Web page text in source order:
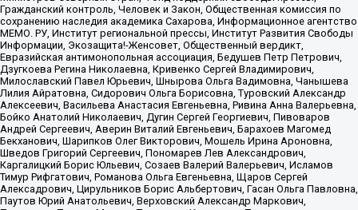
Гражданский контроль, Человек и Закон, Общественная комиссия по
сохранению наследия академика Сахарова, Информационное агентство
МЕМО. РУ, Институт региональной прессы, Институт Развития Свободы
Информации, Экозащита!-Женсовет, Общественный вердикт,
Евразийская антимонопольная ассоциация, Бедушев Петр Петрович,
Дзугкоева Регина Николаевна, Кривенко Сергей Владимирович,
Милославский Павел Юрьевич, Шнырова Ольга Вадимовна, Чанышева
Лилия Айратовна, Сидорович Ольга Борисовна, Туровский Александр
Алексеевич, Васильева Анастасия Евгеньевна, Ривина Анна Валерьевна,
Бойко Анатолий Николаевич, Дугин Сергей Георгиевич, Пивоваров
Андрей Сергеевич, Аверин Виталий Евгеньевич, Барахоев Магомед
Бекханович, Шарипков Олег Викторович, Мошель Ирина Ароновна,
Шведов Григорий Сергеевич, Пономарев Лев Александрович,
Каргалицкий Борис Юльевич, Созаев Валерий Валерьевич, Исламов
Тимур Рифгатович, Романова Ольга Евгеньевна, Щаров Сергей
Алексадрович, Цирульников Борис Альбертович, Гасан Ольга Павловна,
Паутов Юрий Анатольевич, Верховский Александр Маркович,